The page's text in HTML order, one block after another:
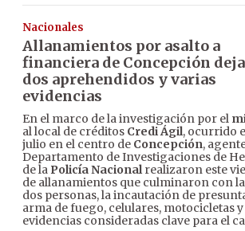
Nacionales
Allanamientos por asalto a
financiera de Concepción deja
dos aprehendidos y varias
evidencias
En el marco de la investigación por el
al local de créditos Credi Ágil, ocurrido
julio en el centro de Concepción,
Departamento de Investigaciones de
de la Policía Nacionalrealizaron este
de allanamientos que culminaron con
dos personas, la incautación de
arma de fuego, celulares, motocicletas
evidencias consideradas clave para el